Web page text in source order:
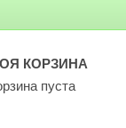
КОРЗИНА
пуста